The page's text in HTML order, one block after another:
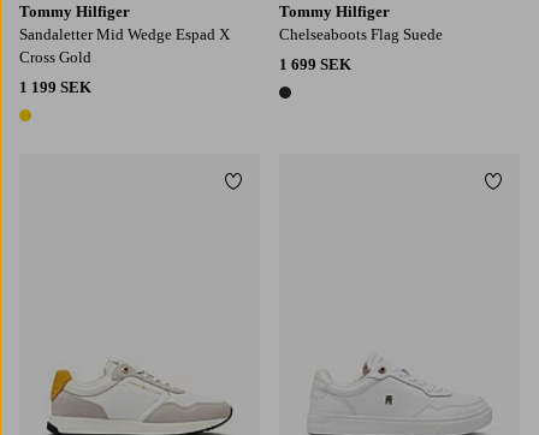
Tommy Hilfiger
Sandaletter Mid Wedge Espad X
Cross Gold
1 199 SEK
1 färg
Tommy Hilfiger
Chelseaboots Flag Suede
1 699 SEK
1 färg
Lägg till i favoriter